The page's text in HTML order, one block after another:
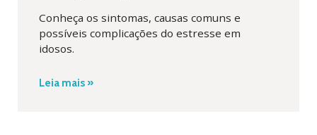
Conheça os sintomas, causas comuns e
possíveis complicações do estresse em
idosos.
Leia mais »